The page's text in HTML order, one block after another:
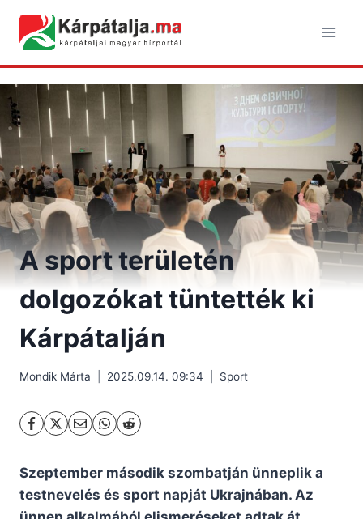
content
A sport területén
dolgozókat tüntették ki
Kárpátalján
Mondik Márta 2025.09.14. 09:34 Sport
Szeptember második szombatján ünneplik a
testnevelés és sport napját Ukrajnában. Az